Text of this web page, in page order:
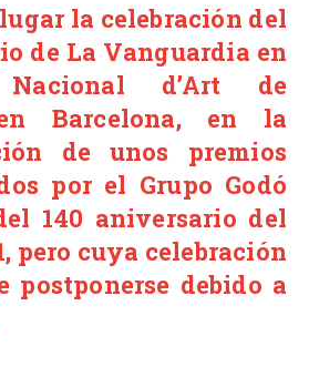
la celebración del
de La Vanguardia en
d’Art de
Barcelona, en la
de unos premios
por el Grupo Godó
140 aniversario del
pero cuya celebración
postponerse debido a